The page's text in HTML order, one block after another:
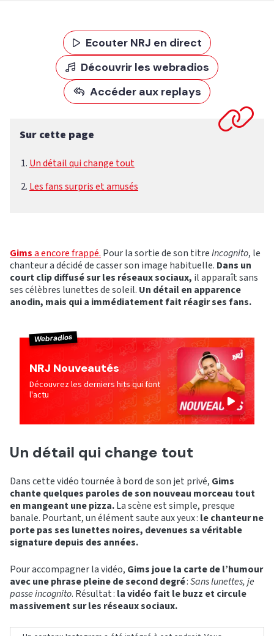
Ecouter NRJ en direct
Découvrir les webradios
Accéder aux replays
Sur cette page
Un détail qui change tout
Les fans surpris et amusés
Gimsa encore frappé. Pour la sortie de son titreIncognito, le
chanteur a décidé de casser son image habituelle. Dans un
court clip diffusé sur les réseaux sociaux, il apparaît sans
ses célèbres lunettes de soleil. Un détail en apparence
anodin, mais qui a immédiatement fait réagir ses fans.
Webradios
NRJ Nouveautés
Découvrez les derniers hits qui font
l'actu
Un détail qui change tout
Dans cette vidéo tournée à bord de son jet privé, Gims
chante quelques paroles de son nouveau morceau tout
en mangeant une pizza.La scène est simple, presque
banale. Pourtant, un élément saute aux yeux : le chanteur ne
porte pas ses lunettes noires, devenues sa véritable
signature depuis des années.
Pour accompagner la vidéo, Gims joue la carte de l’humour
avec une phrase pleine de second degré:Sans lunettes, je
passe incognito. Résultat : la vidéo fait le buzz et circule
massivement sur les réseaux sociaux.